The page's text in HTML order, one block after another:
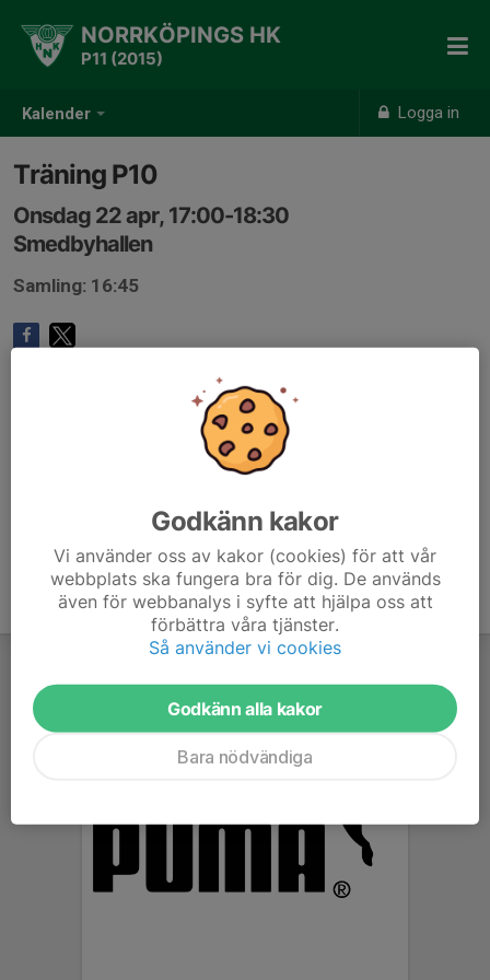
Kalender Logga in
NORRKÖPINGS HK
P11 (2015)
Träning P10
Onsdag 22 apr, 17:00-18:30
Smedbyhallen
Samling: 16:45
Godkänn kakor
Vi använder oss av kakor (cookies) för att vår
webbplats ska fungera bra för dig. De används
även för webbanalys i syfte att hjälpa oss att
förbättra våra tjänster.
Så använder vi cookies
Godkänn alla kakor
Bara nödvändiga